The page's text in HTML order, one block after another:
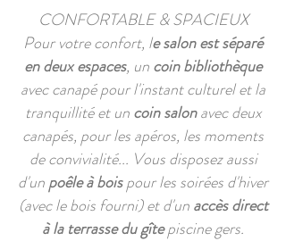
CONFORTABLE & SPACIEUX
Pour votre confort, le salon est séparé
en deux espaces, uncoin bibliothèque
avec canapé pour l'instant culturel et la
tranquillité et uncoin salonavec deux
canapés, pour les apéros, les moments
de convivialité... Vous disposez aussi
d'unpoêle à boispour les soirées d'hiver
(avec le bois fourni) et d'unaccès direct
à la terrasse du gîtepiscine gers.